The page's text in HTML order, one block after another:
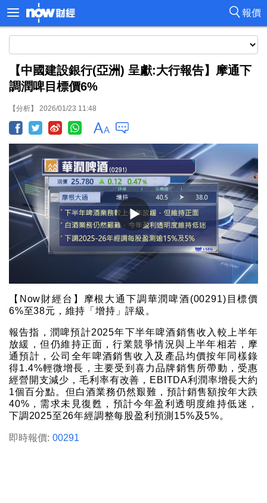
報價
【中國建設銀行(亞洲) 呈獻:大行報告】摩通下
調潤啤目標價6%
【分析】 2026/01/23 11:48
【Now財經台】摩根大通下調華潤啤酒(00291)目標價
6%至38元，維持「增持」評級。
報告指，潤啤預計2025年下半年啤酒銷售收入較上半年
放緩，但仍維持正面，行業競爭情況與上半年相若，摩
通預計，公司全年啤酒銷售收入及產品均價按年同樣錄
得1.4%輕微增長，主要受到喜力品牌銷售所帶動，受惠
經營開支減少，毛利率有改善，EBITDA利潤率增長大約
1個百分點。但白酒業務仍然艱難，預計銷售額按年大跌
40%，需求未見復甦，預計今年盈利透明度維持低迷，
下調2025至26年經調整每股盈利預測15%及5%。
即時報價: 00291